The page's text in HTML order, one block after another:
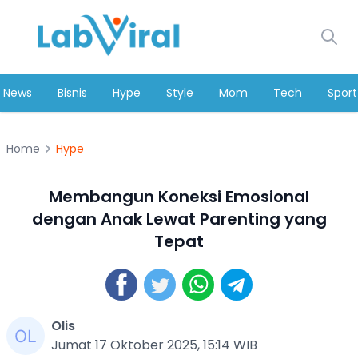
News Bisnis Hype Style Mom Tech Sport
Home Hype
Membangun Koneksi Emosional
dengan Anak Lewat Parenting yang
Tepat
Olis
Jumat 17 Oktober 2025, 15:14 WIB